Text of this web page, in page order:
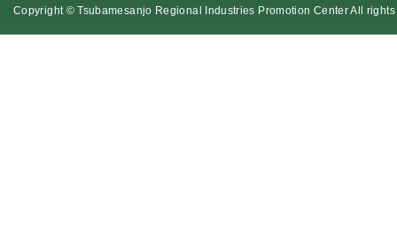
Copyright © Tsubamesanjo Regional Industries Promotion Center All